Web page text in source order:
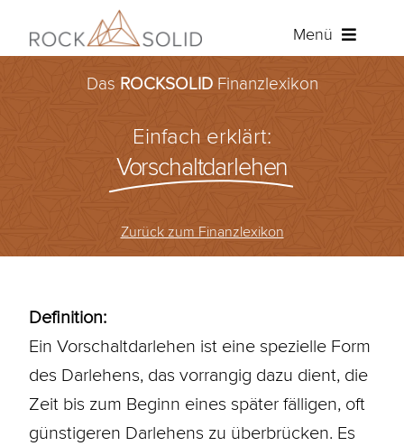
Inhalt
Menü
Baufinanzierung
Ratenkredit
Über ROCKSOLID
Kundenportal
Das ROCKSOLIDFinanzlexikon
Einfach erklärt:
Vorschaltdarlehen
Zurück zum Finanzlexikon
Definition:
Ein Vorschaltdarlehen ist eine spezielle Form
des Darlehens, das vorrangig dazu dient, die
Zeit bis zum Beginn eines später fälligen, oft
günstigeren Darlehens zu überbrücken. Es